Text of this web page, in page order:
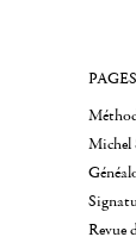
PAGES
Michel
Revue